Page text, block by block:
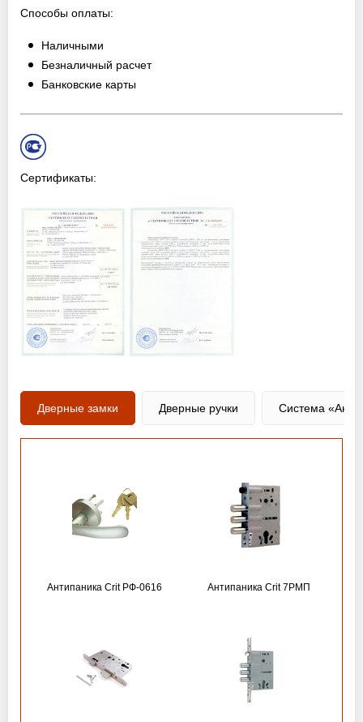
Способы оплаты:
Наличными
Безналичный расчет
Банковские карты
Сертификаты:
Дверные замки Дверные ручки Система
Антипаника Crit РФ-0616 Антипаника Crit 7РМП